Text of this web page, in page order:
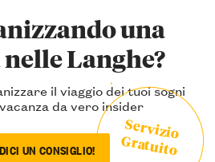
una
Langhe?
il viaggio dei tuoi sogni
da vero insider
UN CONSIGLIO!
Servizio
Gratuito